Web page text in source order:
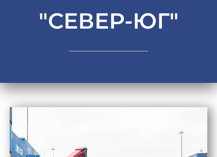
"СЕВЕР-ЮГ"